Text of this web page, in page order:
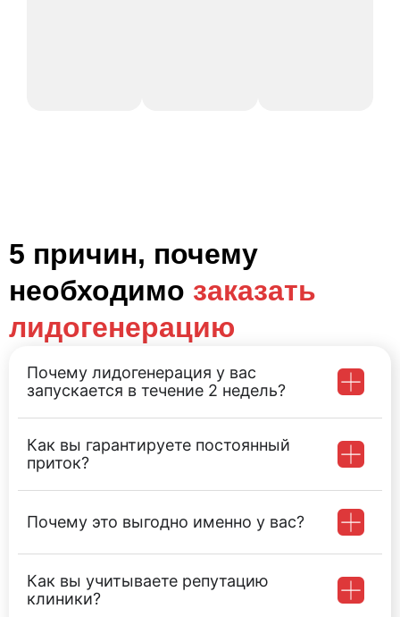
5 причин, почему
необходимо заказать
лидогенерацию
Почему лидогенерация у вас
запускается в течение 2 недель?
Как вы гарантируете постоянный
приток?
Почему это выгодно именно у вас?
Как вы учитываете репутацию
клиники?